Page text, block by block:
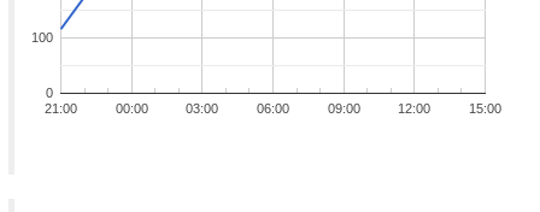
21:00 00:00 03:00 06:00 09:00 12:00 15:00
0
100